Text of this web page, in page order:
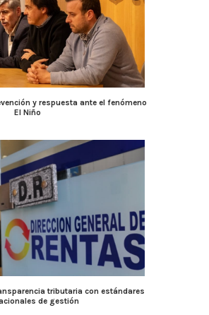
y respuesta ante el fenómeno
El Niño
tributaria con estándares
de gestión